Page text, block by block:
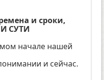
и сроки,
СУТИ
начале нашей
и сейчас.